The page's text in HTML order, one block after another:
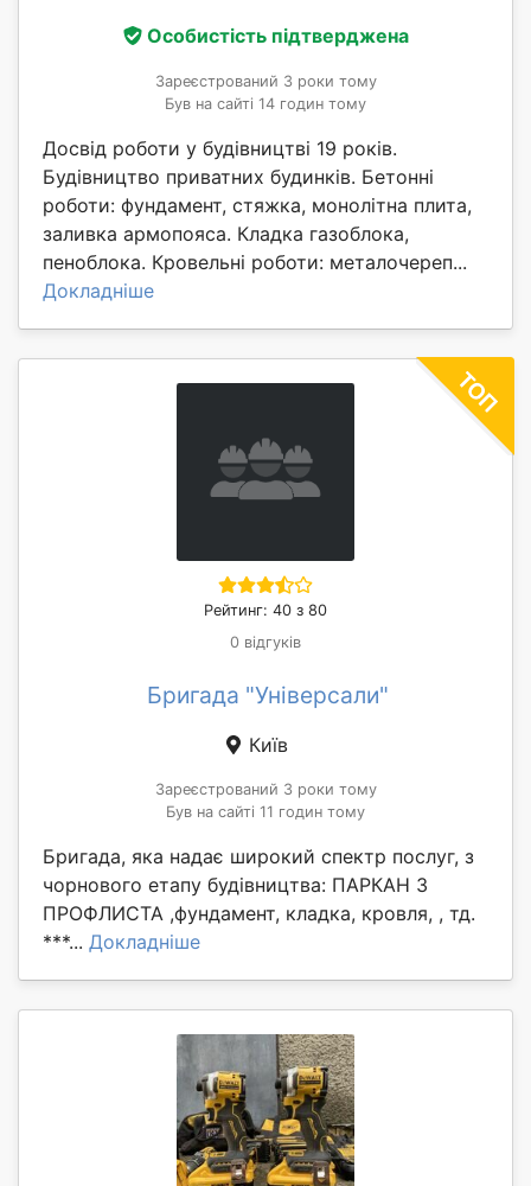
Особистість підтверджена
Зареєстрований 3 роки тому
Був на сайті 14 годин тому
Досвід роботи у будівництві 19 років.
Будівництво приватних будинків. Бетонні
роботи: фундамент, стяжка, монолітна плита,
заливка армопояса. Кладка газоблока,
пеноблока. Кровельні роботи: металочереп...
Докладніше
Рейтинг: 40 з 80
0 відгуків
Бригада "Універсали"
Київ
Зареєстрований 3 роки тому
Був на сайті 11 годин тому
Бригада, яка надає широкий спектр послуг, з
чорнового етапу будівництва: ПАРКАН З
ПРОФЛИСТА ,фундамент, кладка, кровля, , тд.
***... Докладніше